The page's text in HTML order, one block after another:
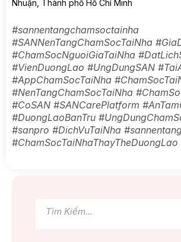
Nhuận, Thành phố Hồ Chí Minh
#sannentangchamsoctainha
#SANNenTangChamSocTaiNha
#ChamSocNguoiGiaTaiNha
#VienDuongLao #UngDungSAN
#AppChamSocTaiNha
#NenTangChamSocTaiNha
#CoSAN #SANCarePlatform
#DuongLaoBanTru
#sanpro #DichVuTaiNha
#ChamSocTaiNhaThayTheDuongLao
kiếm